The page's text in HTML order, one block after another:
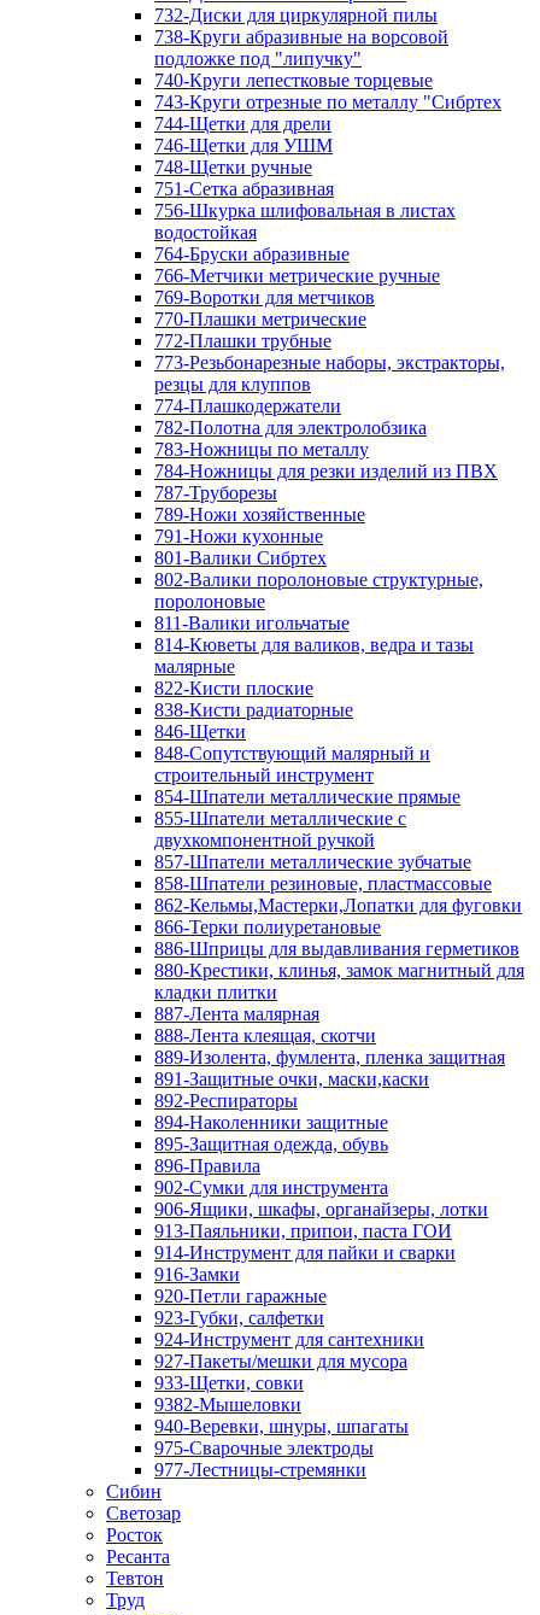
732-Диски для циркулярной пилы
738-Круги абразивные на ворсовой
подложке под "липучку"
740-Круги лепестковые торцевые
743-Круги отрезные по металлу "Сибртех
744-Щетки для дрели
746-Щетки для УШМ
748-Щетки ручные
751-Сетка абразивная
756-Шкурка шлифовальная в листах
водостойкая
764-Бруски абразивные
766-Метчики метрические ручные
769-Воротки для метчиков
770-Плашки метрические
772-Плашки трубные
773-Резьбонарезные наборы, экстракторы,
резцы для клуппов
774-Плашкодержатели
782-Полотна для электролобзика
783-Ножницы по металлу
784-Ножницы для резки изделий из ПВХ
787-Труборезы
789-Ножи хозяйственные
791-Ножи кухонные
801-Валики Сибртех
802-Валики поролоновые структурные,
поролоновые
811-Валики игольчатые
814-Кюветы для валиков, ведра и тазы
малярные
822-Кисти плоские
838-Кисти радиаторные
846-Щетки
848-Сопутствующий малярный и
строительный инструмент
854-Шпатели металлические прямые
855-Шпатели металлические с
двухкомпонентной ручкой
857-Шпатели металлические зубчатые
858-Шпатели резиновые, пластмассовые
862-Кельмы,Мастерки,Лопатки для фуговки
866-Терки полиуретановые
886-Шприцы для выдавливания герметиков
880-Крестики, клинья, замок магнитный для
кладки плитки
887-Лента малярная
888-Лента клеящая, скотчи
889-Изолента, фумлента, пленка защитная
891-Защитные очки, маски,каски
892-Респираторы
894-Наколенники защитные
895-Защитная одежда, обувь
896-Правила
902-Сумки для инструмента
906-Ящики, шкафы, органайзеры, лотки
913-Паяльники, припои, паста ГОИ
914-Инструмент для пайки и сварки
916-Замки
920-Петли гаражные
923-Губки, салфетки
924-Инструмент для сантехники
927-Пакеты/мешки для мусора
933-Щетки, совки
9382-Мышеловки
940-Веревки, шнуры, шпагаты
975-Сварочные электроды
977-Лестницы-стремянки
Сибин
Светозар
Росток
Ресанта
Тевтон
Труд